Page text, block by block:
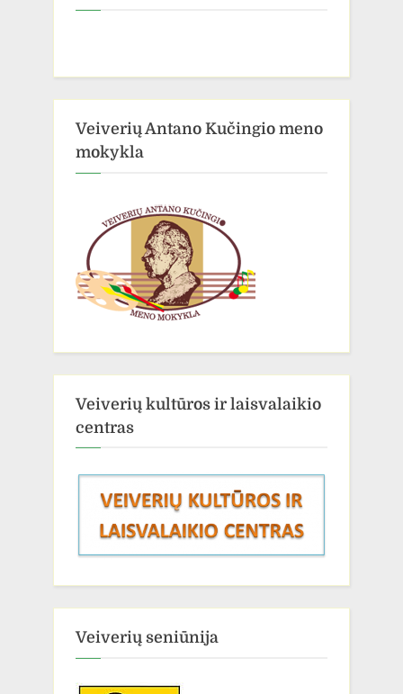
Veiverių Antano Kučingio meno
mokykla
Veiverių kultūros ir laisvalaikio
centras
Veiverių seniūnija